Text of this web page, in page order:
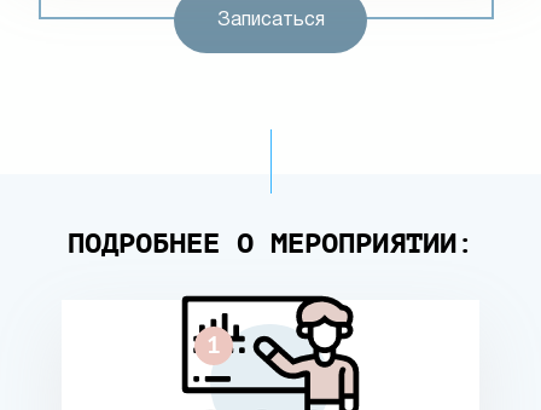
Записаться
ПОДРОБНЕЕ О МЕРОПРИЯТИИ: